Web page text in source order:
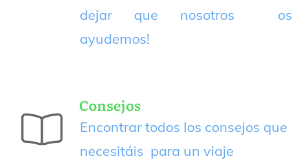
dejar que nosotros os
ayudemos!
Consejos
Encontrar todos los consejos que
necesitáis para un viaje